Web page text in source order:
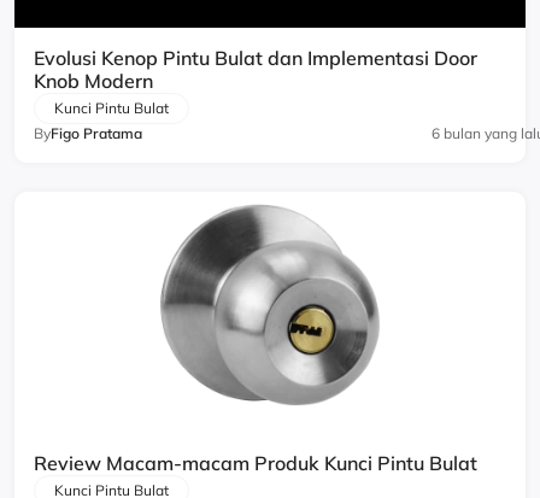
Evolusi Kenop Pintu Bulat dan Implementasi Door
Knob Modern
Kunci Pintu Bulat
ByFigo Pratama 6 bulan yang
Review Macam-macam Produk Kunci Pintu Bulat
Kunci Pintu Bulat